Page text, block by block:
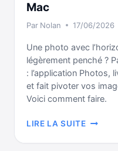
ET
PHOTO
Mac
Par Nolan 17/06/2026
Une photo avec
légèrement penché ?
: l’application Photos,
et fait pivoter vos
Voici comment faire.
LIRE LA SUITE
PHOTO